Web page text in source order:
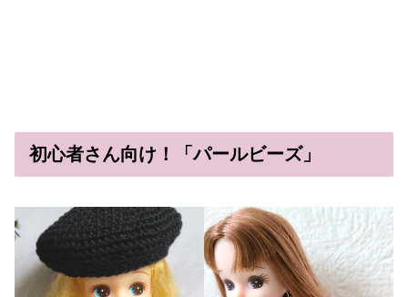
初心者さん向け！「パールビーズ」